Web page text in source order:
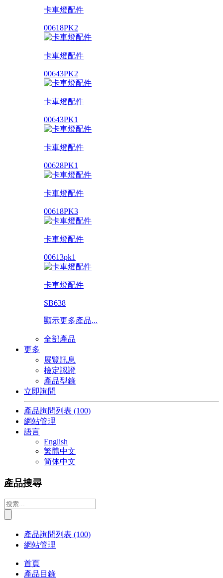
卡車燈配件
00618PK2
卡車燈配件
00643PK2
卡車燈配件
00643PK1
卡車燈配件
00628PK1
卡車燈配件
00618PK3
卡車燈配件
00613pk1
卡車燈配件
SB638
顯示更多產品...
全部產品
更多
展覽訊息
檢定認證
產品型錄
立即詢問
產品詢問列表 (100)
網站管理
語言
English
繁體中文
简体中文
產品搜尋
產品詢問列表 (100)
網站管理
首頁
產品目錄